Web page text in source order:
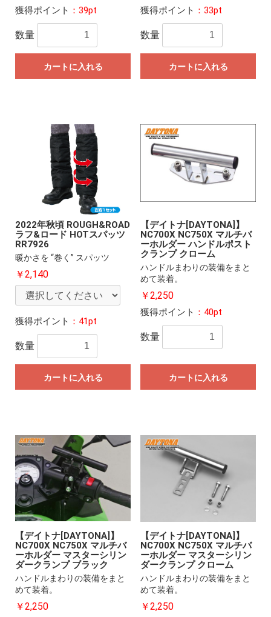
獲得ポイント ：39pt
数量
カートに入れる
獲得ポイント ：33pt
数量
カートに入れる
2022年秋頃 ROUGH&ROAD
ラフ&ロード HOTスパッツ
RR7926
暖かさを “巻く” スパッツ
￥2,140
獲得ポイント ：41pt
数量
カートに入れる
【デイトナ[DAYTONA]】
NC700X NC750X マルチバ
ーホルダー ハンドルポスト
クランプ クローム
ハンドルまわりの装備をまと
めて装着。
￥2,250
獲得ポイント ：40pt
数量
カートに入れる
【デイトナ[DAYTONA]】
NC700X NC750X マルチバ
ーホルダー マスターシリン
ダークランプ ブラック
ハンドルまわりの装備をまと
めて装着。
￥2,250
【デイトナ[DAYTONA]】
NC700X NC750X マルチバ
ーホルダー マスターシリン
ダークランプ クローム
ハンドルまわりの装備をまと
めて装着。
￥2,250